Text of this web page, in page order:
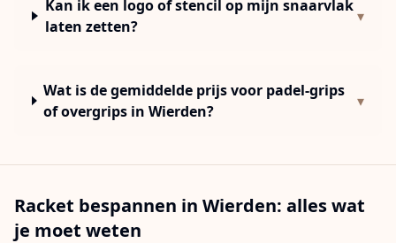
Kan ik een logo of stencil op mijn snaarvlak
laten zetten?
▾
Wat is de gemiddelde prijs voor padel-grips
of overgrips in Wierden?
▾
Racket bespannen in Wierden: alles wat
je moet weten